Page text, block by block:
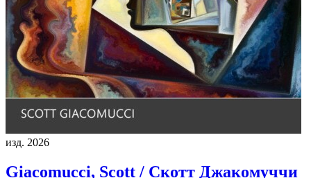
изд. 2026
Giacomucci, Scott / Скотт Джакомуччи